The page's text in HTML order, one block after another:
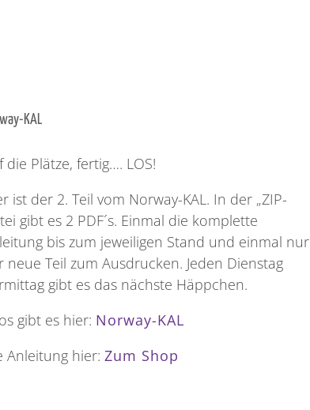
KAL
die Plätze, fertig…. LOS!
ist der 2. Teil vom Norway-KAL. In der „ZIP-
gibt es 2 PDF´s. Einmal die komplette
bis zum jeweiligen Stand und einmal nur
neue Teil zum Ausdrucken. Jeden Dienstag
gibt es das nächste Häppchen.
gibt es hier: Norway-KAL
Anleitung hier: Zum Shop